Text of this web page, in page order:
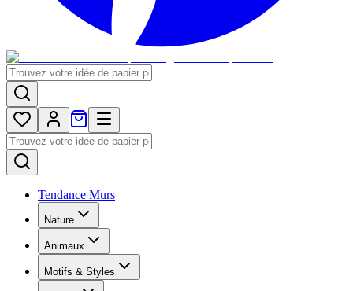
Tendance Murs
Nature
Animaux
Motifs & Styles